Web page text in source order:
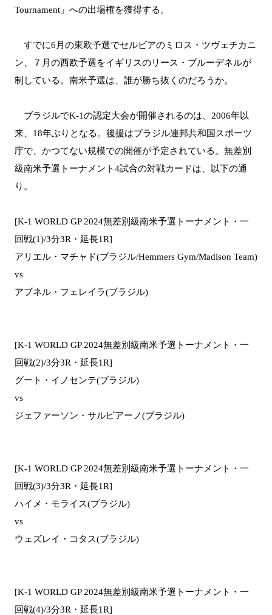
Tournament」への出場権を獲得する。
すでに6月の東欧予選でセルビアのミロス・ツヴェチカニ
ン、７月の西欧予選をイギリスのリース・ブルーデネルが
制している。南米予選は、誰が勝ち抜くのだろうか。
ブラジルでK-1の認定大会が開催されるのは、2006年以
来、18年ぶりとなる。後援はブラジル連邦共和国スポーツ
庁で、かつてない規模での開催が予定されている。無差別
級南米予選トーナメント4試合の対戦カードは、以下の通
り。
[K-1 WORLD GP 2024無差別級南米予選トーナメント・一
回戦(1)/3分3R・延長1R]
アリエル・マチャド(ブラジル/Hemmers Gym/Madison Team)
vs
アブネル・フェレイラ(ブラジル)
[K-1 WORLD GP 2024無差別級南米予選トーナメント・一
回戦(2)/3分3R・延長1R]
グート・イノセンテ(ブラジル)
vs
ジェファーソン・サルビアーノ(ブラジル)
[K-1 WORLD GP 2024無差別級南米予選トーナメント・一
回戦(3)/3分3R・延長1R]
ハイメ・モライス(ブラジル)
vs
ウェズレイ・コタス(ブラジル)
[K-1 WORLD GP 2024無差別級南米予選トーナメント・一
回戦(4)/3分3R・延長1R]